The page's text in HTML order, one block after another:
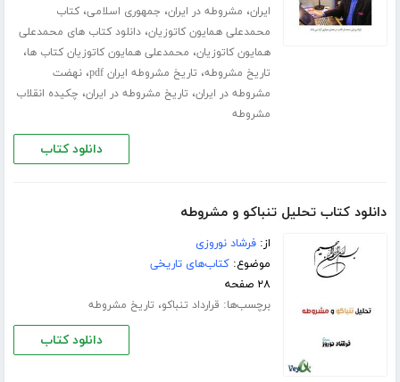
ایران، مشروطه در ایران، جمهوری اسلامی،کتاب
محمدعلی همایون کاتوزیان،دانلود کتاب های محمدعلی
همایون کاتوزیان، محمدعلی همایون کاتوزیان کتاب ها،
تاریخ مشروطه، تاریخ مشروطه ایران pdf ،نهضت
مشروطه در ایران، تاریخ مشروطه در ایران، چکیده انقلاب
مشروطه
دانلود کتاب
دانلود کتاب تحلیل تنباکو و مشروطه
از:فرشاد نوروزی
موضوع:کتاب‌های تاریخی
۲۸ صفحه
برچسب‌ها: قرارداد تنباکو، تاریخ مشروطه
دانلود کتاب